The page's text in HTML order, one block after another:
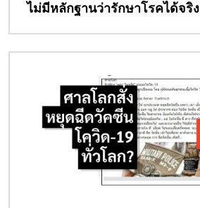
ไม่มีหลักฐานว่ารักษาโรคได้จริง